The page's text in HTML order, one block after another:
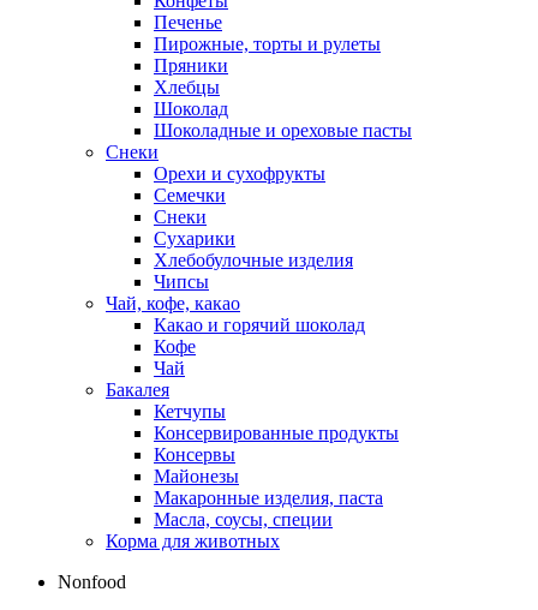
Печенье
Пирожные, торты и рулеты
Пряники
Хлебцы
Шоколад
Шоколадные и ореховые пасты
Снеки
Орехи и сухофрукты
Семечки
Снеки
Сухарики
Хлебобулочные изделия
Чипсы
Чай, кофе, какао
Какао и горячий шоколад
Кофе
Чай
Бакалея
Кетчупы
Консервированные продукты
Консервы
Майонезы
Макаронные изделия, паста
Масла, соусы, специи
Корма для животных
Nonfood